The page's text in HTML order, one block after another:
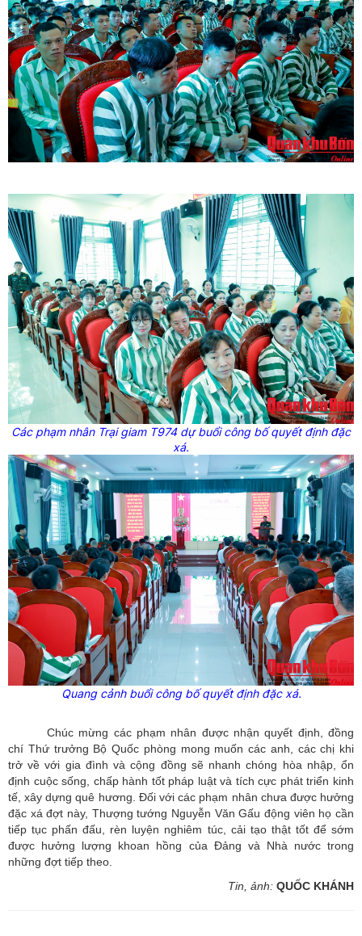
Các phạm nhân Trại giam T974 dự buổi công bố quyết định đặc
xá.
Quang cảnh buổi công bố quyết định đặc xá.
Chúc mừng các phạm nhân được nhận quyết định, đồng
chí Thứ trưởng Bộ Quốc phòng mong muốn các anh, các chị khi
trở về với gia đình và cộng đồng sẽ nhanh chóng hòa nhập, ổn
định cuộc sống, chấp hành tốt pháp luật và tích cực phát triển kinh
tế, xây dựng quê hương. Đối với các phạm nhân chưa được hưởng
đặc xá đợt này, Thượng tướng Nguyễn Văn Gấu động viên họ cần
tiếp tục phấn đấu, rèn luyện nghiêm túc, cải tạo thật tốt để sớm
được hưởng lượng khoan hồng của Đảng và Nhà nước trong
những đợt tiếp theo.
Tin, ảnh: QUỐC KHÁNH